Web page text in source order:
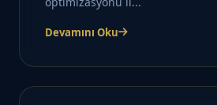
Devamını Oku